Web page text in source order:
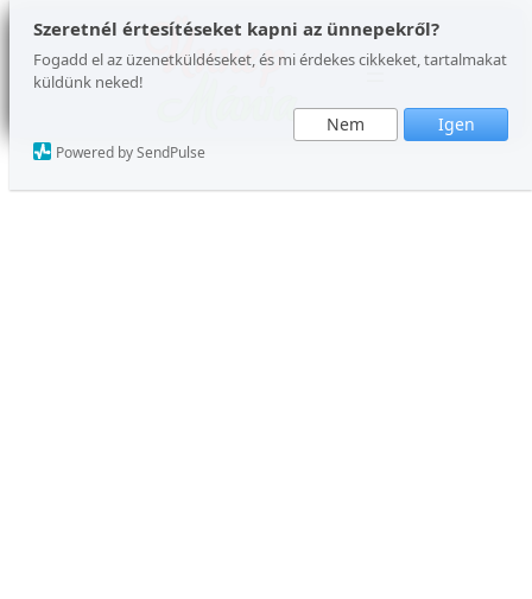
Szeretnél értesítéseket kapni az ünnepekről?
Fogadd el az üzenetküldéseket, és mi érdekes cikkeket, tartalmakat
küldünk neked!
Nem Igen
Powered by SendPulse
Ugrás
tartalomhoz